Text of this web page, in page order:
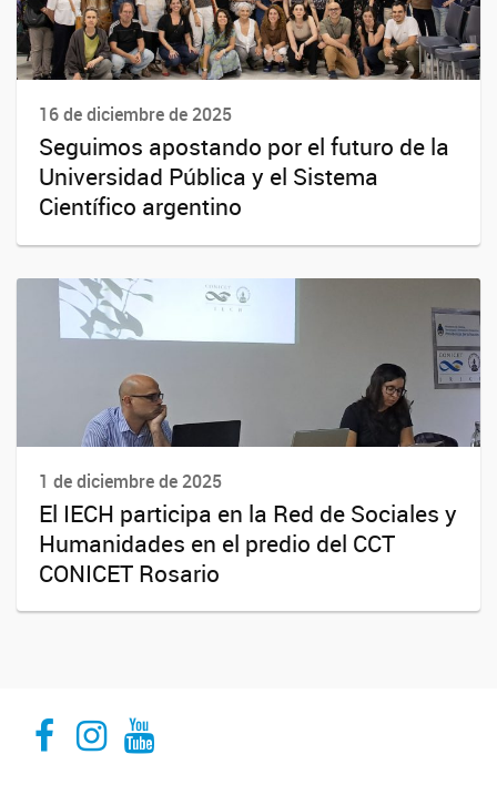
16 de diciembre de 2025
Seguimos apostando por el futuro de la
Universidad Pública y el Sistema
Científico argentino
1 de diciembre de 2025
El IECH participa en la Red de Sociales y
Humanidades en el predio del CCT
CONICET Rosario
Facebook
Instagram
Youtube